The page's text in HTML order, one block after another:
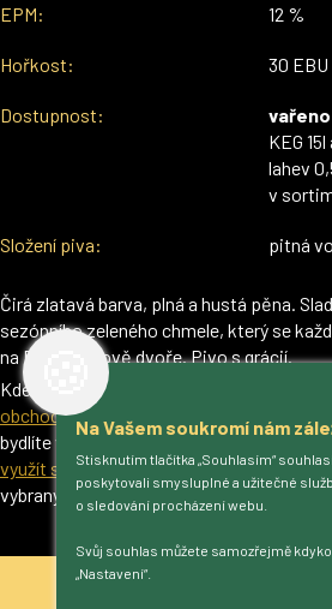
Na Vašem soukromí nám
Stisknutím tlačítka „Souhlasím“
poskytovali smysluplné a užitečné
o sledování procházení webu.
Svůj souhlas můžete samozřejmě
„Nastavení“.
EPM: 12 %
Hořkost: 30 EBU
Dostupnost:
KEG 15l
lahev
v
Složení piva: pitná
Čirá zlatavá barva, plná a hustá pěna.
sezónního zeleného chmele, který se
na Ferdinandově dvoře. Pivo s grácií.
Kde pivo od Ferdinanda koupit?
obchodů, nebo zavítejte do naší
bydlíte v Praze a okolí, přivezeme vám
využít službu Ferda domů. Pivo od
vybraných řetězcích Albert a Kaufland.